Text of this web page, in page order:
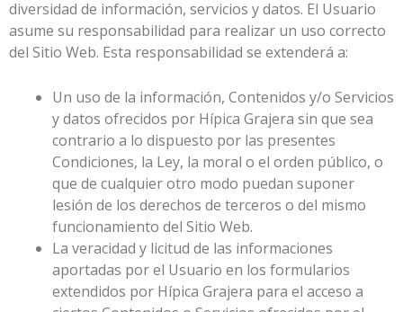
diversidad de información, servicios y datos. El Usuario
asume su responsabilidad para realizar un uso correcto
del Sitio Web. Esta responsabilidad se extenderá a:
Un uso de la información, Contenidos y/o Servicios
y datos ofrecidos por Hípica Grajera sin que sea
contrario a lo dispuesto por las presentes
Condiciones, la Ley, la moral o el orden público, o
que de cualquier otro modo puedan suponer
lesión de los derechos de terceros o del mismo
funcionamiento del Sitio Web.
La veracidad y licitud de las informaciones
aportadas por el Usuario en los formularios
extendidos por Hípica Grajera para el acceso a